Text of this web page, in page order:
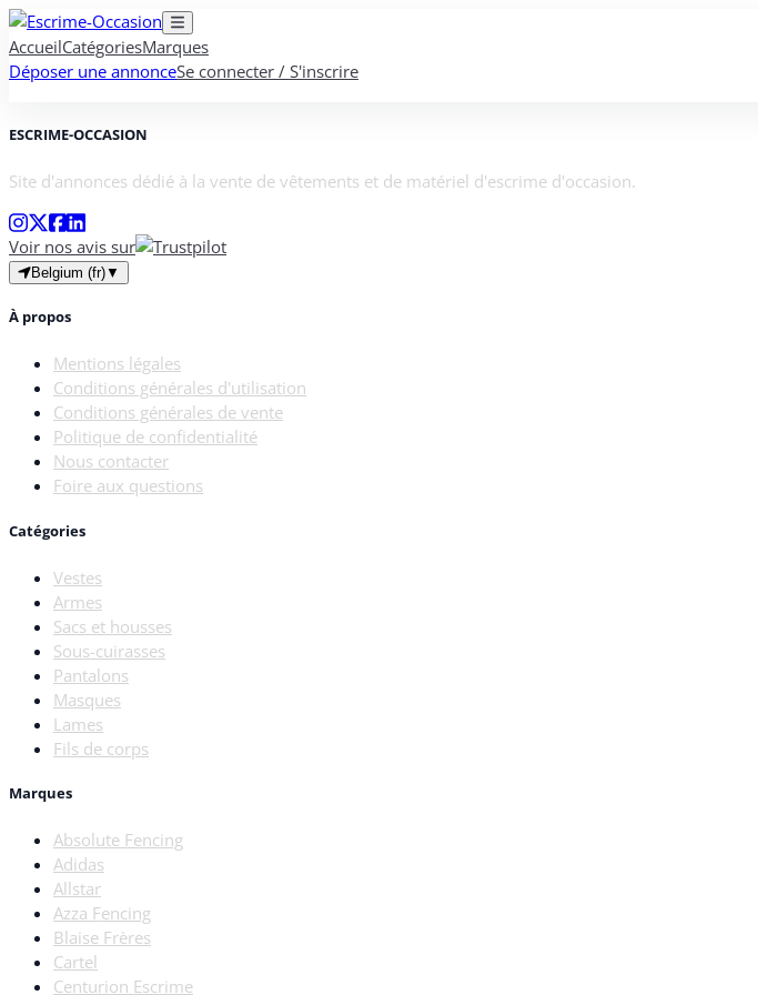
AccueilCatégoriesMarques
Déposer une annonceSe connecter / S'inscrire
ESCRIME-OCCASION
Site d'annonces dédié à la vente de vêtements et de matériel d'escrime d'occasion.
Voir nos avis sur
Belgium (fr)▼
À propos
Mentions légales
Conditions générales d'utilisation
Conditions générales de vente
Politique de confidentialité
Nous contacter
Foire aux questions
Catégories
Vestes
Armes
Sacs et housses
Sous-cuirasses
Pantalons
Masques
Lames
Fils de corps
Marques
Absolute Fencing
Adidas
Allstar
Azza Fencing
Blaise Frères
Cartel
Centurion Escrime